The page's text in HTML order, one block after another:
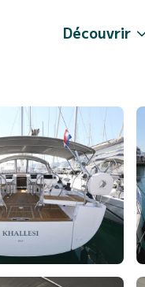
Découvrir